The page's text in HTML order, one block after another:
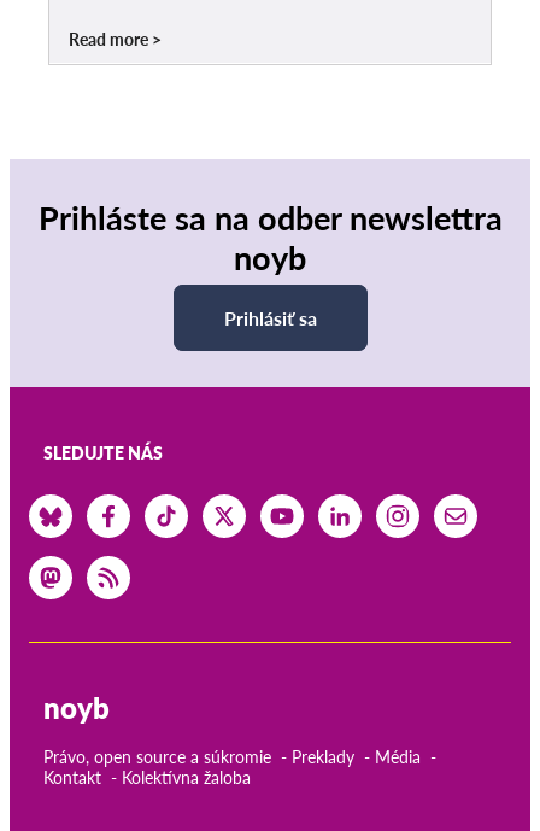
Read more
Prihláste sa na odber newslettra
noyb
Prihlásiť sa
SLEDUJTE NÁS
noyb
Právo, open source a súkromie Preklady
Média
Kontakt
Kolektívna žaloba